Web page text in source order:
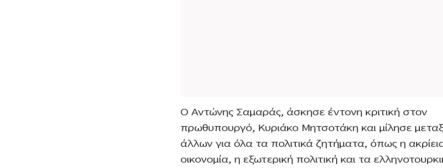
Ο Αντώνης Σαμαράς, άσκησε έντονη κριτική στον
πρωθυπουργό, Κυριάκο Μητσοτάκη και μίλησε
άλλων για όλα τα πολιτικά ζητήματα, όπως η
οικονομία, η εξωτερική πολιτική και τα